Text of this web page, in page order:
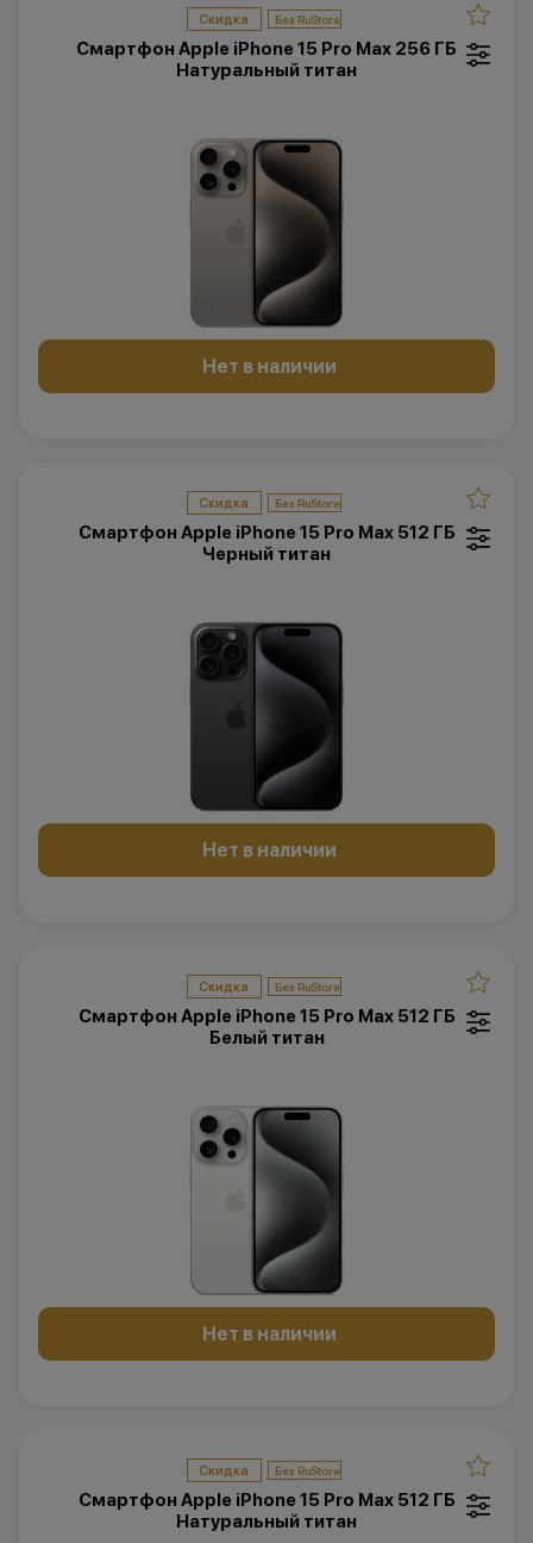
Скидка
Смартфон Apple iPhone 15 Pro Max 256 ГБ
Натуральный титан
Нет в наличии
Скидка
Смартфон Apple iPhone 15 Pro Max 512 ГБ
Черный титан
Нет в наличии
Скидка
Смартфон Apple iPhone 15 Pro Max 512 ГБ
Белый титан
Нет в наличии
Скидка
Смартфон Apple iPhone 15 Pro Max 512 ГБ
Натуральный титан